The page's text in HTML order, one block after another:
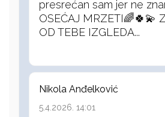
presrećan sam jer ne
OSEĆAJ MRZETI🌈🍀💫
OD TEBE IZGLEDA...
Nikola Anđelković
5.4.2026. 14:01